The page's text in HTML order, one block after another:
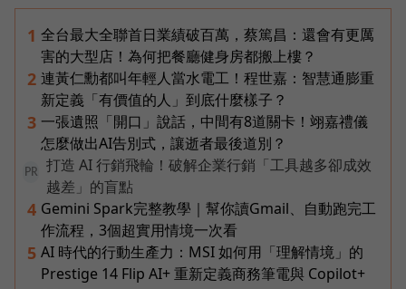
1 全台最大全聯首日業績破百萬，蔡篤昌：還會有更厲
害的大型店！為何把餐廳健身房都搬上樓？
2 連黃仁勳都叫年輕人當水電工！程世嘉：智慧通膨重
新定義「有價值的人」到底什麼樣子？
3 一張遺照「開口」說話，中間有8道關卡！翊嘉禮儀
怎麼做出AI告別式，讓逝者最後道別？
PR
打造 AI 行銷飛輪！破解企業行銷「工具越多卻成效
越差」的盲點
4 Gemini Spark完整教學｜幫你讀Gmail、自動跑完工
作流程，3個超實用情境一次看
5 AI 時代的行動生產力：MSI 如何用「理解情境」的
Prestige 14 Flip AI+ 重新定義商務筆電與 Copilot+